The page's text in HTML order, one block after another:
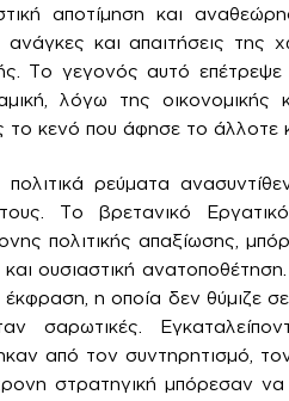
αποτίμηση και
ανάγκες και απαιτήσεις της
Το γεγονός αυτό
λόγω της οικονομικής
το κενό που άφησε το άλλοτε
πολιτικά ρεύματα
Το βρετανικό
πολιτικής απαξίωσης,
ουσιαστική
έκφραση, η οποία δεν θύμιζε
σαρωτικές.
από τον συντηρητισμό,
στρατηγική μπόρεσαν να